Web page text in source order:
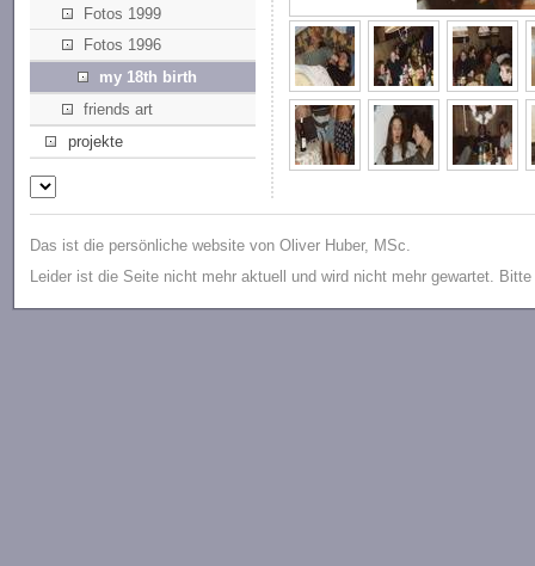
Fotos 1999
Fotos 1996
my 18th birth
friends art
projekte
Das ist die persönliche website von Oliver Huber, MSc.
Leider ist die Seite nicht mehr aktuell und wird nicht mehr gewartet.